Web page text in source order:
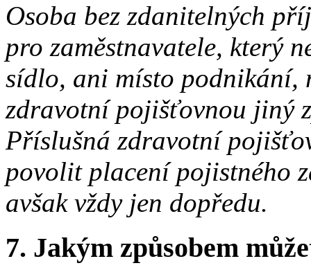
Osoba bez zdanitelných
pro zaměstnavatele, který
sídlo, ani místo podnikání,
zdravotní pojišťovnou jiný
Příslušná zdravotní
povolit placení pojistného
avšak vždy jen dopředu.
7. Jakým způsobem